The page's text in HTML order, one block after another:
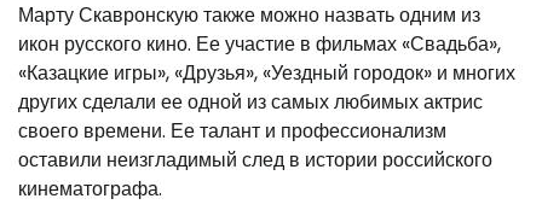
Марту Скавронскую также можно назвать одним из
икон русского кино. Ее участие в фильмах «Свадьба»,
«Казацкие игры», «Друзья», «Уездный городок» и многих
других сделали ее одной из самых любимых актрис
своего времени. Ее талант и профессионализм
оставили неизгладимый след в истории российского
кинематографа.